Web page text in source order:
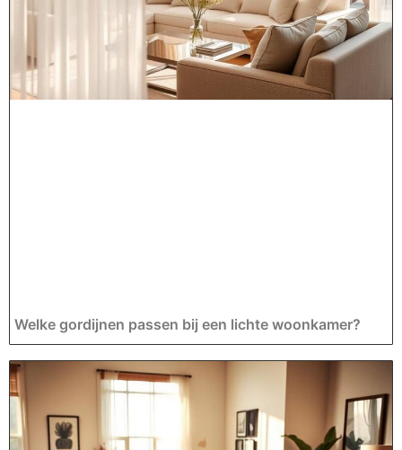
Welke gordijnen passen bij een lichte woonkamer?